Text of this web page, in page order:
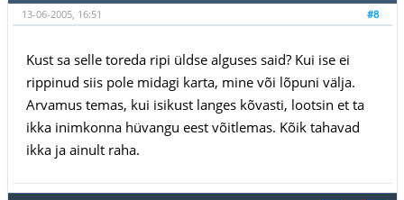
#8
13-06-2005, 16:51
Kust sa selle toreda ripi üldse alguses said? Kui ise ei
rippinud siis pole midagi karta, mine või lõpuni välja.
Arvamus temas, kui isikust langes kõvasti, lootsin et ta
ikka inimkonna hüvangu eest võitlemas. Kõik tahavad
ikka ja ainult raha.